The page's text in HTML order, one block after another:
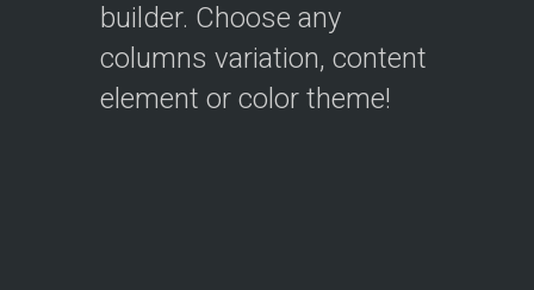
builder. Choose any
columns variation, content
element or color theme!